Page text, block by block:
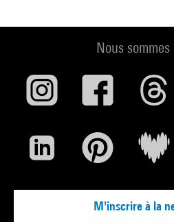
Nous sommes
M'inscrire à la